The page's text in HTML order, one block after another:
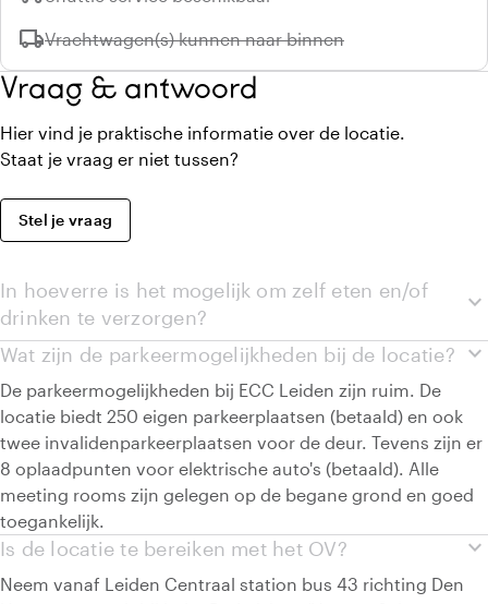
local_shippingNiet beschikbaar:
Vrachtwagen(s) kunnen naar binnen
Vraag & antwoord
Hier vind je praktische informatie over de locatie.
Staat je vraag er niet tussen?
Stel je vraag
expand_more
In hoeverre is het mogelijk om zelf eten en/of
drinken te verzorgen?
expand_more
Wat zijn de parkeermogelijkheden bij de locatie?
De parkeermogelijkheden bij ECC Leiden zijn ruim. De
locatie biedt 250 eigen parkeerplaatsen (betaald) en ook
twee invalidenparkeerplaatsen voor de deur. Tevens zijn er
8 oplaadpunten voor elektrische auto's (betaald). Alle
meeting rooms zijn gelegen op de begane grond en goed
toegankelijk.
expand_more
Is de locatie te bereiken met het OV?
Neem vanaf Leiden Centraal station bus 43 richting Den